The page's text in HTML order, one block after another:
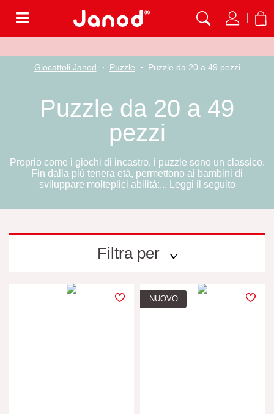
Giocattoli Janod Puzzle Puzzle da 20 a 49 pezzi
Puzzle da 20 a 49
pezzi
Proprio come i giochi di incastro, i puzzle sono un classico.
Fin dalla più tenera età, permettono ai bambini di
sviluppare molteplici abilità:...
Leggi il seguito
Filtra per
NUOVO